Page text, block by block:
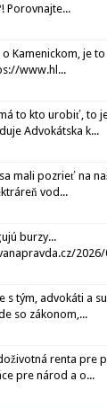
Porovnajte...
o Kamenickom, je
www.hl...
to kto urobiť, to
Advokátska k...
mali pozrieť na
vod...
burzy...
s tým, advokáti a
so zákonom,...
renta pre
pre národ a o...